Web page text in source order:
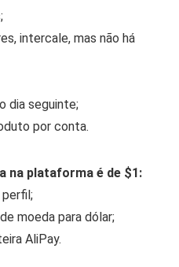
intercale, mas não há
dia seguinte;
por conta.
na plataforma é de $1:
moeda para dólar;
AliPay.